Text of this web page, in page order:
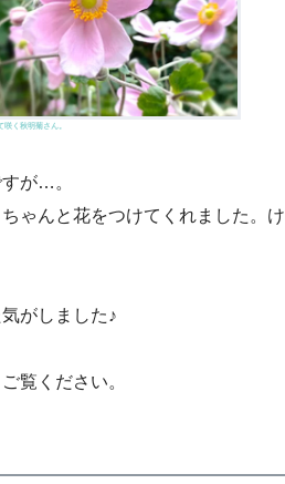
く秋明菊さん。
が…。
ゃんと花をつけてくれました。け
がしました♪
覧ください。